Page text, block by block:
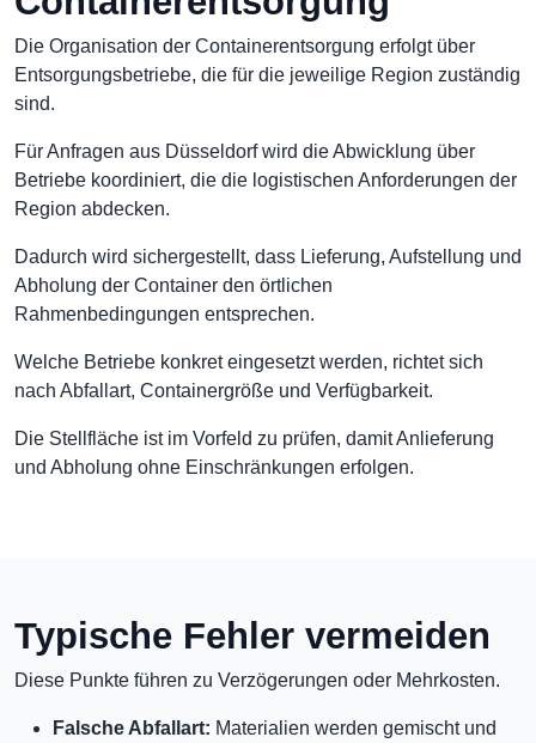
Die Organisation der Containerentsorgung erfolgt über
Entsorgungsbetriebe, die für die jeweilige Region zuständig
sind.
Für Anfragen aus Düsseldorf wird die Abwicklung über
Betriebe koordiniert, die die logistischen Anforderungen der
Region abdecken.
Dadurch wird sichergestellt, dass Lieferung, Aufstellung und
Abholung der Container den örtlichen
Rahmenbedingungen entsprechen.
Welche Betriebe konkret eingesetzt werden, richtet sich
nach Abfallart, Containergröße und Verfügbarkeit.
Die Stellfläche ist im Vorfeld zu prüfen, damit Anlieferung
und Abholung ohne Einschränkungen erfolgen.
Typische Fehler vermeiden
Diese Punkte führen zu Verzögerungen oder Mehrkosten.
Falsche Abfallart: Materialien werden gemischt und